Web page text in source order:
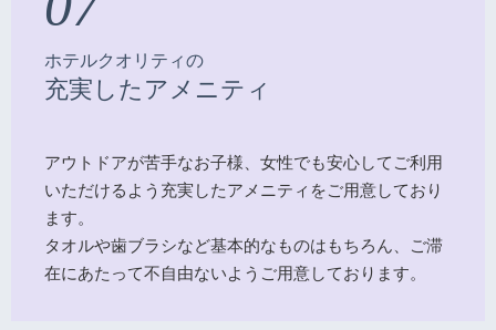
ホテルクオリティの
充実したアメニティ
アウトドアが苦手なお子様、女性でも安心してご利用
いただけるよう充実したアメニティをご用意しており
ます。
タオルや歯ブラシなど基本的なものはもちろん、ご滞
在にあたって不自由ないようご用意しております。